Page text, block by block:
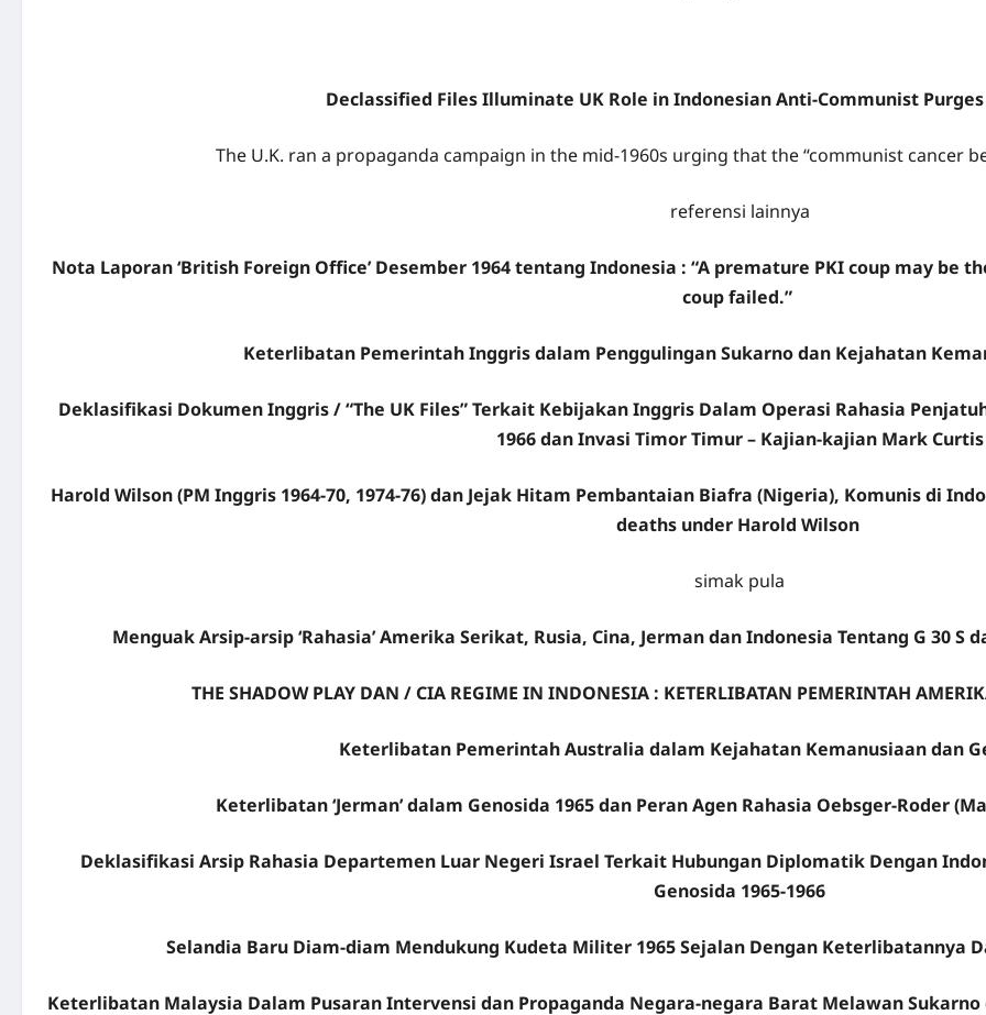
Declassified Files Illuminate UK Role in Indonesian Anti-Communist
The U.K. ran a propaganda campaign in the mid-1960s urging that the “communist cancer
referensi lainnya
Nota Laporan ‘British Foreign Office’ Desember 1964 tentang Indonesia : “A premature PKI coup may
coup failed.”
Keterlibatan Pemerintah Inggris dalam Penggulingan Sukarno dan Kejahatan
Deklasifikasi Dokumen Inggris / “The UK Files” Terkait Kebijakan Inggris Dalam Operasi Rahasia
1966 dan Invasi Timor Timur – Kajian-kajian Mark Curtis
Harold Wilson (PM Inggris 1964-70, 1974-76) dan Jejak Hitam Pembantaian Biafra (Nigeria), Komunis di
deaths under Harold Wilson
simak pula
Menguak Arsip-arsip ‘Rahasia’ Amerika Serikat, Rusia, Cina, Jerman dan Indonesia Tentang G 30 S
THE SHADOW PLAY DAN / CIA REGIME IN INDONESIA : KETERLIBATAN PEMERINTAH
Keterlibatan Pemerintah Australia dalam Kejahatan Kemanusiaan dan
Keterlibatan ‘Jerman’ dalam Genosida 1965 dan Peran Agen Rahasia Oebsger-Roder
Deklasifikasi Arsip Rahasia Departemen Luar Negeri Israel Terkait Hubungan Diplomatik Dengan
Genosida 1965-1966
Selandia Baru Diam-diam Mendukung Kudeta Militer 1965 Sejalan Dengan Keterlibatannya
Keterlibatan Malaysia Dalam Pusaran Intervensi dan Propaganda Negara-negara Barat Melawan Sukarno